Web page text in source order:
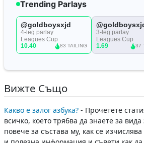
Вижте Също
Какво е залог азбука? - Прочетете
всичко, което трябва да знаете за
повече за състава му, как се